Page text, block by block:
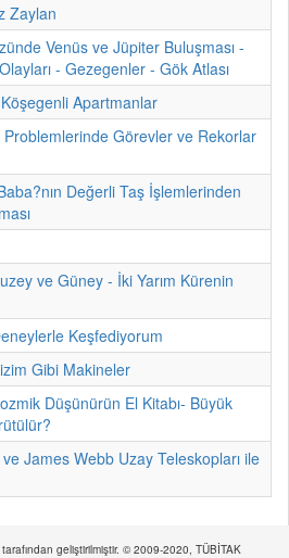
Zaylan
Venüs ve Jüpiter Buluşması -
- Gezegenler - Gök Atlası
Apartmanlar
Görevler ve Rekorlar
Değerli Taş İşlemlerinden
ve Güney - İki Yarım Kürenin
Keşfediyorum
Gibi Makineler
Düşünürün El Kitabı- Büyük
James Webb Uzay Teleskopları ile
geliştirilmiştir. © 2009-2020, TÜBİTAK